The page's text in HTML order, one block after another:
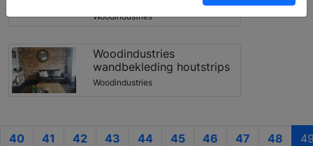
Woodindustries
Woodindustries
wandbekleding houtstrips
Woodindustries
40 41 42 43 44 45 46 47 48